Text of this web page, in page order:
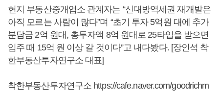
현지 부동산중개업소 관계자는 “신대방역세권 재개발은
아직 모르는 사람이 많다”며 “초기 투자 5억원 대에 추가
분담금 2억 원대, 총투자액 8억 원대로 25타입을 받으면
입주 때 15억 원 이상 갈 것이다”고 내다봤다. [장인석 착
한부동산투자연구소 대표]
착한부동산투자연구소 https://cafe.naver.com/goodrichm